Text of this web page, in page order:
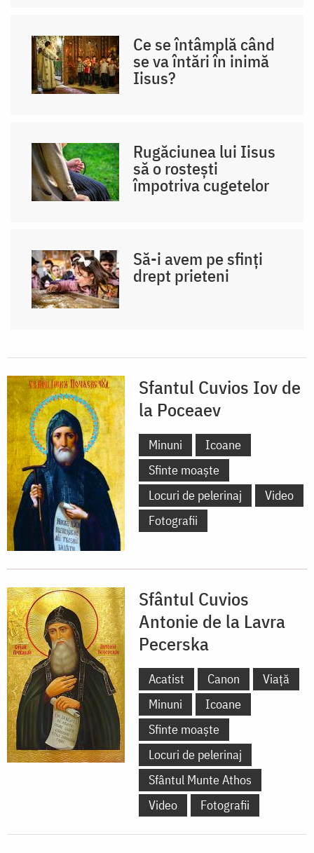
Ce se întâmplă când
se va întări în inimă
Iisus?
Rugăciunea lui Iisus
să o rostești
împotriva cugetelor
Să-i avem pe sfinți
drept prieteni
Sfantul Cuvios Iov de
la Poceaev
Minuni
Icoane
Sfinte moaște
Locuri de pelerinaj
Video
Fotografii
Sfântul Cuvios
Antonie de la Lavra
Pecerska
Acatist Canon
Viață
Minuni
Icoane
Sfinte moaște
Locuri de pelerinaj
Sfântul Munte Athos
Video
Fotografii